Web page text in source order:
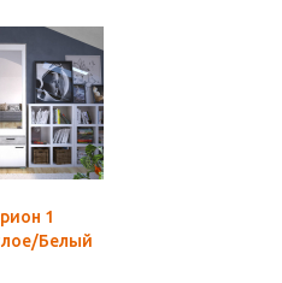
1
Белый